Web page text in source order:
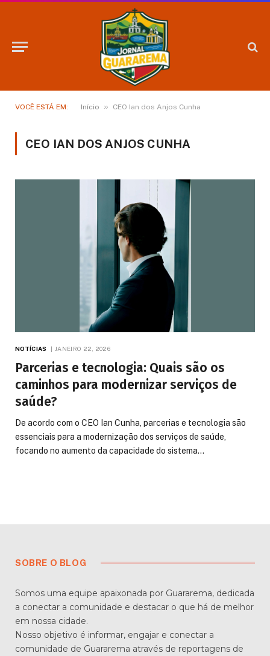
VOCÊ ESTÁ EM: Início » CEO Ian dos Anjos Cunha
CEO IAN DOS ANJOS CUNHA
NOTÍCIAS JANEIRO 22, 2026
Parcerias e tecnologia: Quais são os
caminhos para modernizar serviços de
saúde?
De acordo com o CEO Ian Cunha, parcerias e tecnologia são
essenciais para a modernização dos serviços de saúde,
focando no aumento da capacidade do sistema…
SOBRE O BLOG
Somos uma equipe apaixonada por Guararema, dedicada
a conectar a comunidade e destacar o que há de melhor
em nossa cidade.
Nosso objetivo é informar, engajar e conectar a
comunidade de Guararema através de reportagens de